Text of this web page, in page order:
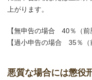
上がります。
【無申告の場合 40％（前
【過小申告の場合 35％（
悪質な場合には懲役